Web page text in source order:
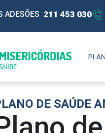
ADESÕES 211 453 030
DE SAÚDE